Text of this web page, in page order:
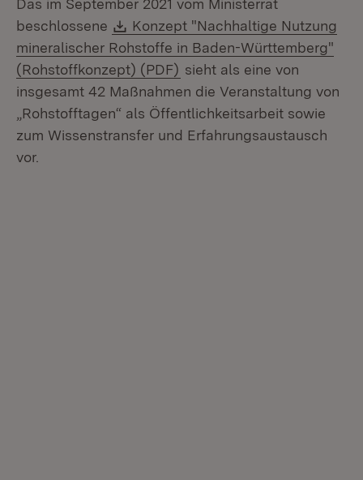
Das im September 2021 vom Ministerrat
beschlossene
Download:
Konzept "Nachhaltige Nutzung
mineralischer Rohstoffe in Baden-Württemberg"
(Rohstoffkonzept) (PDF) (Öffnet in neuem Fenster)
sieht als eine von
insgesamt 42 Maßnahmen die Veranstaltung von
„Rohstoff­tagen“ als Öffentlichkeitsarbeit sowie
zum Wissenstransfer und Erfahrungsaus­tausch
vor.